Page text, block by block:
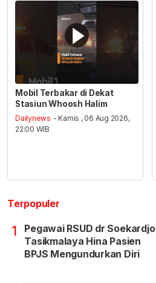
Mobil Terbakar di Dekat
Stasiun Whoosh Halim
Dailynews - Kamis , 06 Aug 2026,
22:00 WIB
Terpopuler
1
Pegawai RSUD dr Soekardjo
Tasikmalaya Hina Pasien
BPJS Mengundurkan Diri